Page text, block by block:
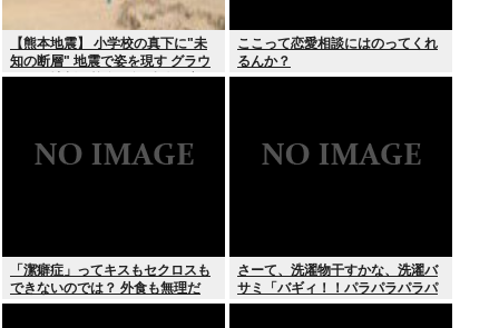
【熊本地震】 小学校の真下に"未
知の断層" 地震で姿を現す グラウ
ンドに地割れ校舎に亀裂 八代市
ここって恋愛相談にはのってくれ
るんか？
「潔癖症」ってキスもセクロスも
できないのでは？ 外食も無理だ
ろ。
さーて、洗濯物干すかな、洗濯バ
サミ「バギィ！！パラパラパラパ
ラ」